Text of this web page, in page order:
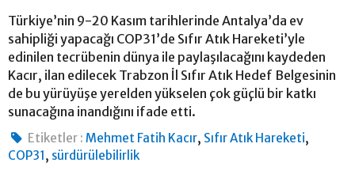
Türkiye’nin 9-20 Kasım tarihlerinde Antalya’da ev
sahipliği yapacağı COP31’de Sıfır Atık Hareketi’yle
edinilen tecrübenin dünya ile paylaşılacağını kaydeden
Kacır, ilan edilecek Trabzon İl Sıfır Atık Hedef Belgesinin
de bu yürüyüşe yerelden yükselen çok güçlü bir katkı
sunacağına inandığını ifade etti.
Etiketler : Mehmet Fatih Kacır, Sıfır Atık Hareketi,
COP31, sürdürülebilirlik